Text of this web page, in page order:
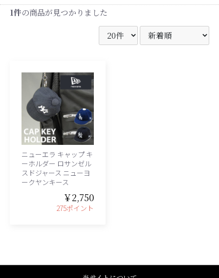
1件の商品が見つかりました
ニューエラ キャップ キ
ーホルダー ロサンゼル
スドジャース ニューヨ
ークヤンキース
￥2,750
275ポイント